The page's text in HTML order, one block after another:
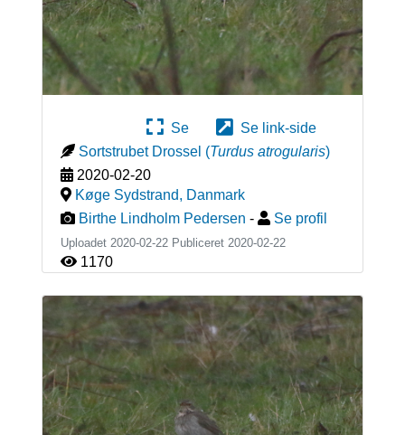
Se
Se link-side
Sortstrubet Drossel (Turdus atrogularis)
2020-02-20
Køge Sydstrand, Danmark
Birthe Lindholm Pedersen - Se profil
Uploadet 2020-02-22 Publiceret 2020-02-22
1170